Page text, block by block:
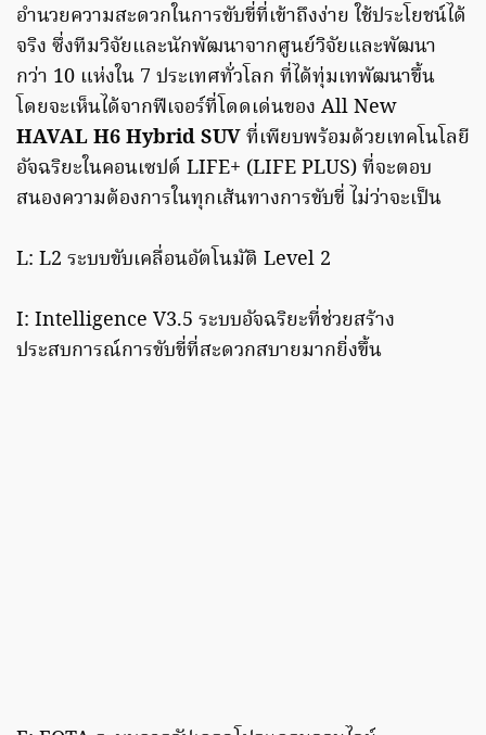
อำนวยความสะดวกในการขับขี่ที่เข้าถึงง่าย ใช้ประโยชน์ได้
จริง ซึ่งทีมวิจัยและนักพัฒนาจากศูนย์วิจัยและพัฒนา
กว่า 10 แห่งใน 7 ประเทศทั่วโลก ที่ได้ทุ่มเทพัฒนาขึ้น
โดยจะเห็นได้จากฟีเจอร์ที่โดดเด่นของ All New
HAVAL H6 Hybrid SUVที่เพียบพร้อมด้วยเทคโนโลยี
อัจฉริยะในคอนเซปต์ LIFE+ (LIFE PLUS) ที่จะตอบ
สนองความต้องการในทุกเส้นทางการขับขี่ ไม่ว่าจะเป็น
L: L2 ระบบขับเคลื่อนอัตโนมัติ Level 2
I: Intelligence V3.5 ระบบอัจฉริยะที่ช่วยสร้าง
ประสบการณ์การขับขี่ที่สะดวกสบายมากยิ่งขึ้น